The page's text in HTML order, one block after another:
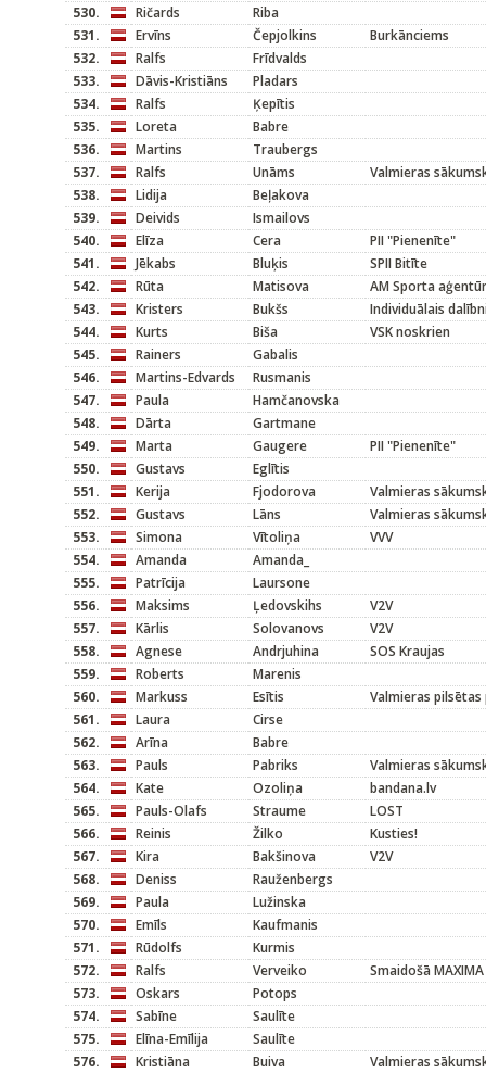
530.
Ričards
Riba
531.
Ervīns Čepjolkins
Burkānciems
532.
Ralfs
Frīdvalds
533.
Dāvis-Kristiāns
Pladars
534.
Ralfs
Ķepītis
535.
Loreta
Babre
536.
Martins
Traubergs
537.
Ralfs Unāms
Valmieras
538.
Lidija
Beļakova
539.
Deivids
Ismailovs
540.
Elīza Cera
PII "Pienenīte"
541.
Jēkabs Bluķis
SPII Bitīte
542.
Rūta Matisova
AM Sporta
543.
Kristers Bukšs
Individuālais
544.
Kurts Biša
VSK noskrien
545.
Rainers
Gabalis
546.
Martins-Edvards
Rusmanis
547.
Paula
Hamčanovska
548.
Dārta
Gartmane
549.
Marta Gaugere
PII "Pienenīte"
550.
Gustavs
Eglītis
551.
Kerija Fjodorova
Valmieras
552.
Gustavs Lāns
Valmieras
553.
Simona Vītoliņa
VVV
554.
Amanda
Amanda_
555.
Patrīcija
Laursone
556.
Maksims Ļedovskihs
V2V
557.
Kārlis Solovanovs
V2V
558.
Agnese Andrjuhina
SOS Kraujas
559.
Roberts
Marenis
560.
Markuss Esītis
Valmieras pilsētas
561.
Laura
Cirse
562.
Arīna
Babre
563.
Pauls Pabriks
Valmieras
564.
Kate Ozoliņa
bandana.lv
565.
Pauls-Olafs Straume
LOST
566.
Reinis Žilko
Kusties!
567.
Kira Bakšinova
V2V
568.
Deniss
Rauženbergs
569.
Paula
Lužinska
570.
Emīls
Kaufmanis
571.
Rūdolfs
Kurmis
572.
Ralfs Verveiko
Smaidošā
573.
Oskars
Potops
574.
Sabīne
Saulīte
575.
Elīna-Emīlija
Saulīte
576.
Kristiāna Buiva
Valmieras